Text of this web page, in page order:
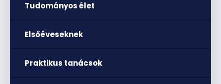
Tudományos élet
Elsőéveseknek
Praktikus tanácsok